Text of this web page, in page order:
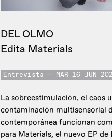
DEL OLMO
Edita Materials
Entrevista MAR 16 JUN
La sobreestimulación, el caos
contaminación multisensorial
contemporánea funcionan
para Materials, el nuevo EP de